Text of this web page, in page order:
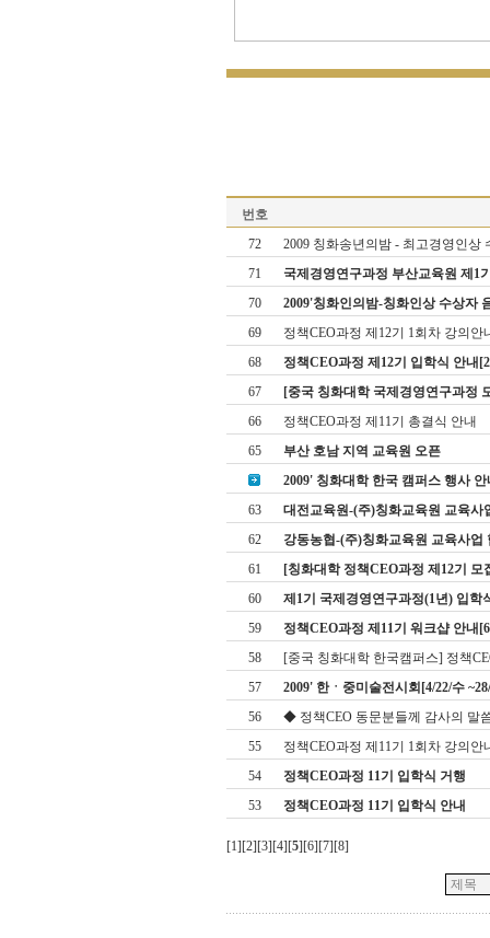
번호
72
2009 칭화송년의밤 - 최고경영인상
71
국제경영연구과정 부산교육원 제1
70
2009'칭화인의밤-칭화인상 수상자
69
정책CEO과정 제12기 1회차 강의
68
정책CEO과정 제12기 입학식 안내
67
[중국 칭화대학 국제경영연구과정
66
정책CEO과정 제11기 총결식 안내
65
부산 호남 지역 교육원 오픈
2009' 칭화대학 한국 캠퍼스 행사 안
63
대전교육원-(주)칭화교육원 교육사
62
강동농협-(주)칭화교육원 교육사업
61
[칭화대학 정책CEO과정 제12기 모
60
제1기 국제경영연구과정(1년) 입학
59
정책CEO과정 제11기 워크샵 안내
58
[중국 칭화대학 한국캠퍼스] 정책
57
2009' 한ㆍ중미술전시회[4/22/수
56
◆ 정책CEO 동문분들께 감사의 말
55
정책CEO과정 제11기 1회차 강의안
54
정책CEO과정 11기 입학식 거행
53
정책CEO과정 11기 입학식 안내
[1][2][3][4][5][6][7][8]